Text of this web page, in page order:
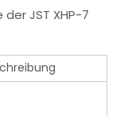
JST XHP-7